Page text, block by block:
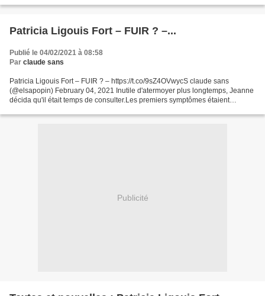
Patricia Ligouis Fort – FUIR ? –...
Publié le 04/02/2021 à 08:58
Par claude sans
Patricia Ligouis Fort – FUIR ? – https://t.co/9sZ4OVwycS claude sans
(@elsapopin) February 04, 2021 Inutile d'atermoyer plus longtemps, Jeanne
décida qu'il était temps de consulter.Les premiers symptômes étaient
Publicité